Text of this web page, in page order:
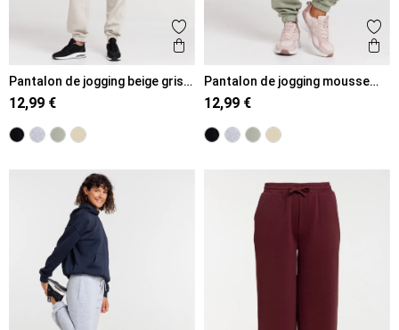
Ajouter aux favoris
Aperçu rapide
Pantalon de jogging beige grisé
femme
12,99 €
Pantalon de jogging mousse
clair femme
12,99 €